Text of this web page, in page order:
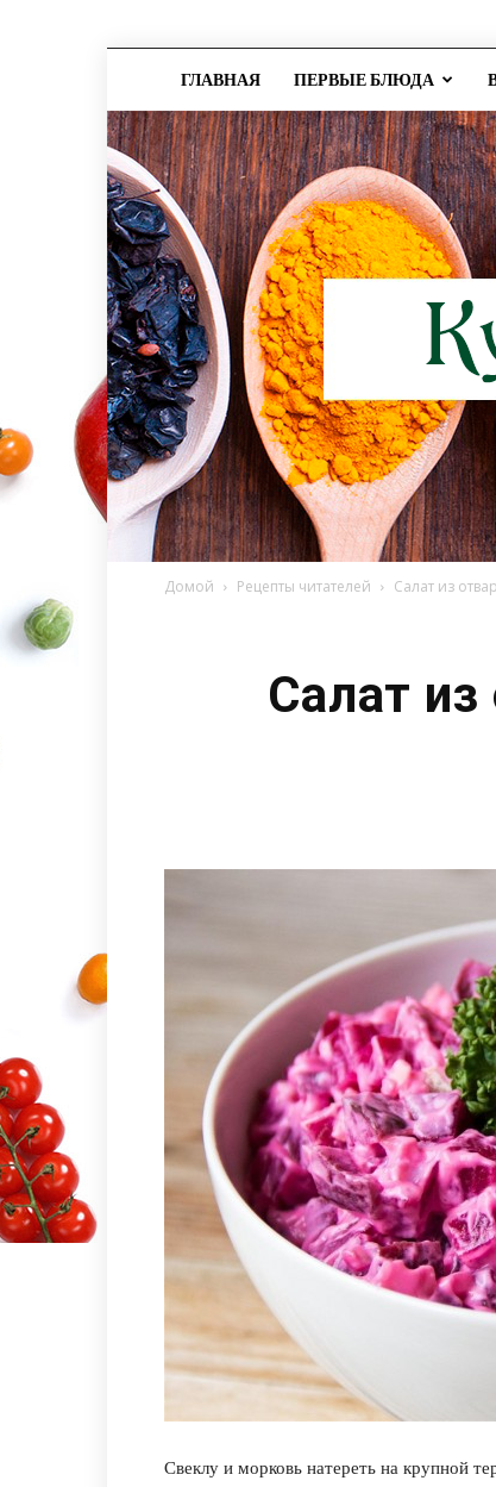
ГЛАВНАЯ ПЕРВЫЕ БЛЮДА
Домой Рецепты читателей Салат из
Салат
Свеклу и морковь натереть на крупной